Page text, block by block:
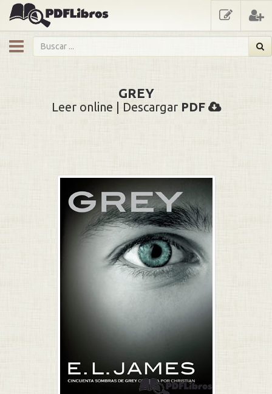
showmenu
GREY
Leer online | Descargar PDF